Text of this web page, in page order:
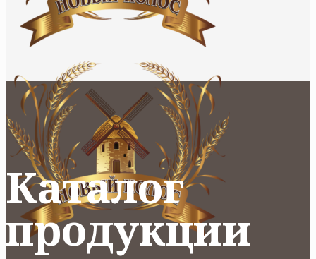
Каталог
продукции